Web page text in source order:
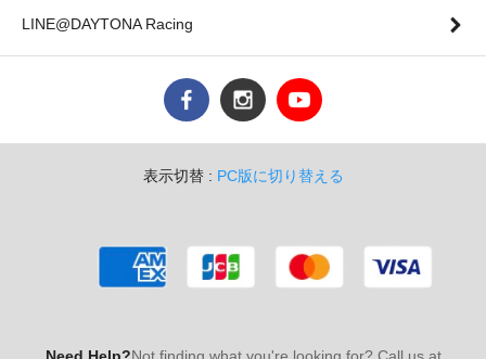
LINE@DAYTONA Racing
表示切替 : PC版に切り替える